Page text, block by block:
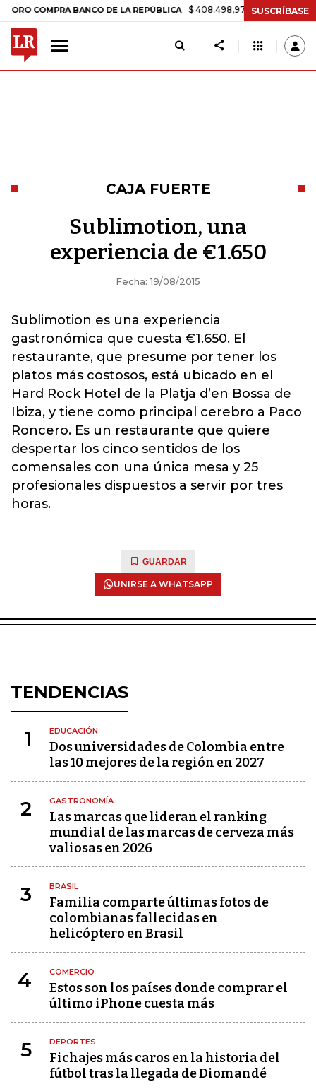
COMPRA BANCO DE LA REPÚBLICA $ 408.498,97 +$ 8.753,81 +2,19%
SUSCRÍBASE
CAJA FUERTE
Sublimotion, una
experiencia de €1.650
Fecha: 19/08/2015
Sublimotion es una experiencia
gastronómica que cuesta €1.650. El
restaurante, que presume por tener los
platos más costosos, está ubicado en el
Hard Rock Hotel de la Platja d’en Bossa de
Ibiza, y tiene como principal cerebro a Paco
Roncero. Es un restaurante que quiere
despertar los cinco sentidos de los
comensales con una única mesa y 25
profesionales dispuestos a servir por tres
horas.
GUARDAR
UNIRSE A WHATSAPP
TENDENCIAS
1 EDUCACIÓN
Dos universidades de Colombia entre
las 10 mejores de la región en 2027
2 GASTRONOMÍA
Las marcas que lideran el ranking
mundial de las marcas de cerveza más
valiosas en 2026
3 BRASIL
Familia comparte últimas fotos de
colombianas fallecidas en
helicóptero en Brasil
4 COMERCIO
Estos son los países donde comprar el
último iPhone cuesta más
5 DEPORTES
Fichajes más caros en la historia del
fútbol tras la llegada de Diomandé